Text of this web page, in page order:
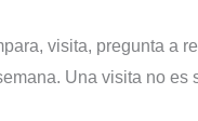
visita, pregunta a
Una visita no es